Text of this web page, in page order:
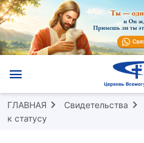
ГЛАВНАЯ Свидетельства
к статусу